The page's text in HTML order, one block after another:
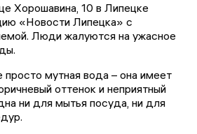
Хорошавина, 10 в Липецке
«Новости Липецка» с
Люди жалуются на ужасное
просто мутная вода – она имеет
оттенок и неприятный
ни для мытья посуда, ни для